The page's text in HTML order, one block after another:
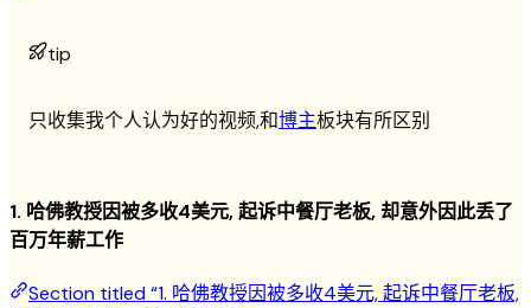
tip
只收集我个人认为好的视频,和博主板块有所区别
1. 哈佛教授因被多收4美元, 起诉中餐厅老板, 却意外因此丢了
百万年薪工作
Section titled “1. 哈佛教授因被多收4美元, 起诉中餐厅老板,